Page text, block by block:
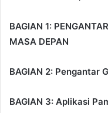
BAGIAN 1:
MASA DEPAN
BAGIAN 2: Pengantar
BAGIAN 3: Aplikasi